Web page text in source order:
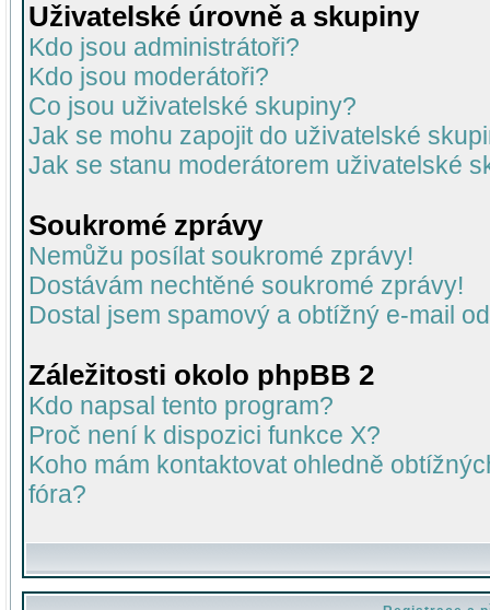
Uživatelské úrovně a skupiny
Kdo jsou administrátoři?
Kdo jsou moderátoři?
Co jsou uživatelské skupiny?
Jak se mohu zapojit do uživatelské
Jak se stanu moderátorem uživatelské
Soukromé zprávy
Nemůžu posílat soukromé zprávy!
Dostávám nechtěné soukromé zprávy!
Dostal jsem spamový a obtížný e-mail
Záležitosti okolo phpBB 2
Kdo napsal tento program?
Proč není k dispozici funkce X?
Koho mám kontaktovat ohledně
fóra?